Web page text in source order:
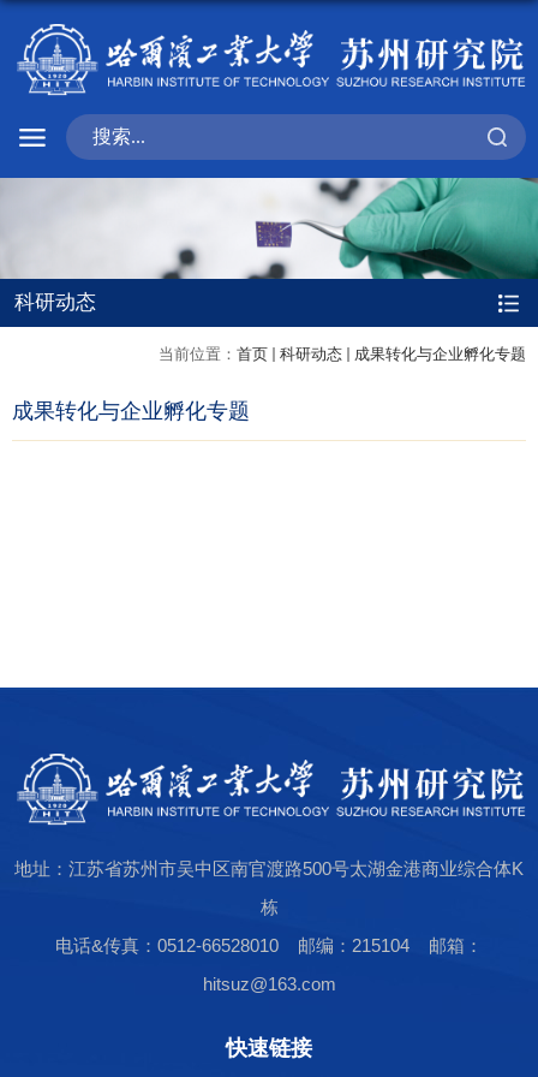
科研动态
当前位置： 首页 科研动态 成果转化与企业孵化专题
成果转化与企业孵化专题
地址：江苏省苏州市吴中区南官渡路500号太湖金港商业综合体K
栋
电话&传真：0512-66528010 邮编：215104 邮箱：
hitsuz@163.com
快速链接